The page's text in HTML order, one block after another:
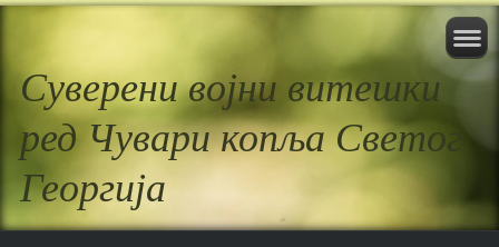
Суверени војни витешки
ред Чувари копља Светог
Георгија